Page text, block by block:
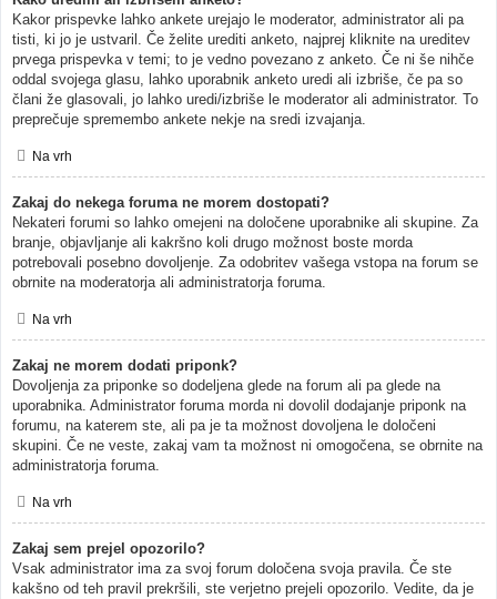
Kakor prispevke lahko ankete urejajo le moderator, administrator ali pa
tisti, ki jo je ustvaril. Če želite urediti anketo, najprej kliknite na ureditev
prvega prispevka v temi; to je vedno povezano z anketo. Če ni še nihče
oddal svojega glasu, lahko uporabnik anketo uredi ali izbriše, če pa so
člani že glasovali, jo lahko uredi/izbriše le moderator ali administrator. To
preprečuje spremembo ankete nekje na sredi izvajanja.
Na vrh
Zakaj do nekega foruma ne morem dostopati?
Nekateri forumi so lahko omejeni na določene uporabnike ali skupine. Za
branje, objavljanje ali kakršno koli drugo možnost boste morda
potrebovali posebno dovoljenje. Za odobritev vašega vstopa na forum se
obrnite na moderatorja ali administratorja foruma.
Na vrh
Zakaj ne morem dodati priponk?
Dovoljenja za priponke so dodeljena glede na forum ali pa glede na
uporabnika. Administrator foruma morda ni dovolil dodajanje priponk na
forumu, na katerem ste, ali pa je ta možnost dovoljena le določeni
skupini. Če ne veste, zakaj vam ta možnost ni omogočena, se obrnite na
administratorja foruma.
Na vrh
Zakaj sem prejel opozorilo?
Vsak administrator ima za svoj forum določena svoja pravila. Če ste
kakšno od teh pravil prekršili, ste verjetno prejeli opozorilo. Vedite, da je